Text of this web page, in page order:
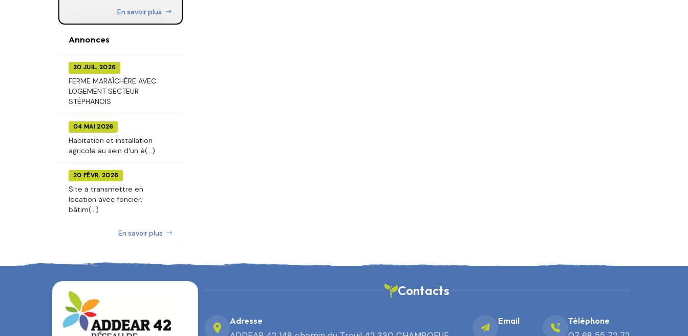
En savoir plus
Annonces
20 JUIL. 2026
FERME MARAÎCHÈRE AVEC
LOGEMENT SECTEUR
STÉPHANOIS
04 MAI 2026
Habitation et installation
agricole au sein d'un é(...)
20 FÉVR. 2026
Site à transmettre en
location avec foncier,
bâtim(...)
En savoir plus
Contacts
Adresse Email Téléphone